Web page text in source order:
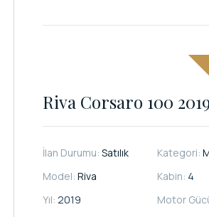
Riva Corsaro 100
İlan Durumu: Satılık Kategori:
Model: Riva Kabin: 4
Yıl: 2019 Motor